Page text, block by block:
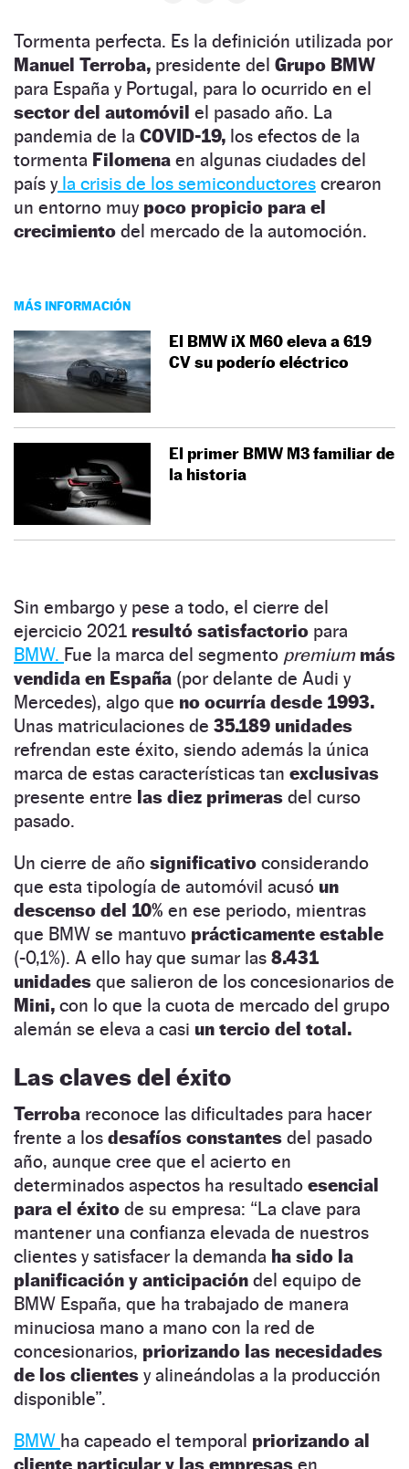
Tormenta perfecta. Es la definición utilizada por
Manuel Terroba, presidente del Grupo BMW
para España y Portugal, para lo ocurrido en el
sector del automóvil el pasado año. La
pandemia de la COVID-19, los efectos de la
tormenta Filomena en algunas ciudades del
país yla crisis de los semiconductores crearon
un entorno muy poco propicio para el
crecimiento del mercado de la automoción.
MÁS INFORMACIÓN
El BMW iX M60 eleva a 619
CV su poderío eléctrico
El primer BMW M3 familiar de
la historia
Sin embargo y pese a todo, el cierre del
ejercicio 2021 resultó satisfactorio para
BMW. Fue la marca del segmento premium más
vendida en España (por delante de Audi y
Mercedes), algo que no ocurría desde 1993.
Unas matriculaciones de 35.189 unidades
refrendan este éxito, siendo además la única
marca de estas características tan exclusivas
presente entre las diez primeras del curso
pasado.
Un cierre de año significativo considerando
que esta tipología de automóvil acusó un
descenso del 10% en ese periodo, mientras
que BMW se mantuvo prácticamente estable
(-0,1%). A ello hay que sumar las 8.431
unidades que salieron de los concesionarios de
Mini, con lo que la cuota de mercado del grupo
alemán se eleva a casi un tercio del total.
Las claves del éxito
Terroba reconoce las dificultades para hacer
frente a los desafíos constantes del pasado
año, aunque cree que el acierto en
determinados aspectos ha resultado esencial
para el éxito de su empresa: “La clave para
mantener una confianza elevada de nuestros
clientes y satisfacer la demanda ha sido la
planificación y anticipación del equipo de
BMW España, que ha trabajado de manera
minuciosa mano a mano con la red de
concesionarios, priorizando las necesidades
de los clientes y alineándolas a la producción
disponible”.
BMW ha capeado el temporal priorizando al
cliente particular y las empresas en